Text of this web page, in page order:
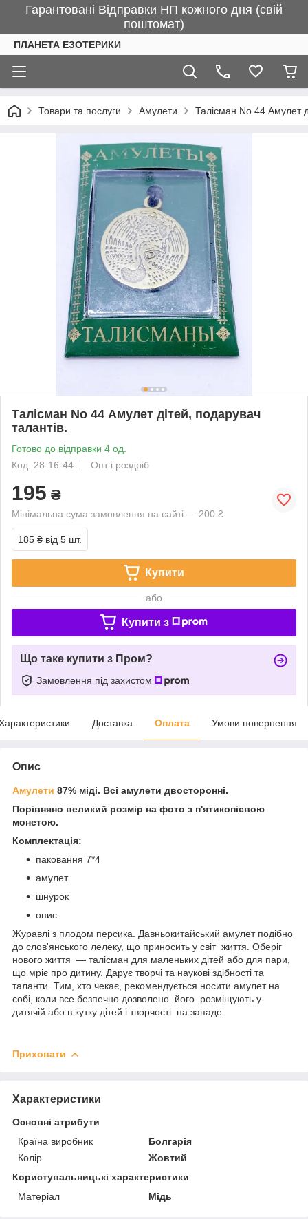
Гарантовані Відправки НП кожного дня (свій
поштомат)
ПЛАНЕТА ЕЗОТЕРИКИ
Товари та послуги Амулети Талісман No 44 Амулет
Талісман No 44 Амулет дітей, подарувач
талантів.
Готово до відправки 4 од.
Код: 28-16-44
Опт і роздріб
195 ₴
Мінімальна сума замовлення на сайті — 200 ₴
185 ₴ від 5 шт.
Купити
або
Купити з
Що таке купити з Пром?
Замовлення під захистом
Доставка Оплата Умови повернення
Опис
Амулети 87% міді. Всі амулети двосторонні.
Порівняно великий розмір на фото з п'ятикопієвою
монетою.
Комплектація:
паковання 7*4
амулет
шнурок
опис.
Журавлі з плодом персика. Давньокитайський амулет подібно
до слов'янського лелеку, що приносить у світ життя. Оберіг
нового життя — талісман для маленьких дітей або для пари,
що мріє про дитину. Дарує творчі та наукові здібності та
таланти. Тим, хто чекає, рекомендується носити амулет на
собі, коли все безпечно дозволено його розміщують у
дитячій або в кутку дітей і творчості на западе.
Приховати
Характеристики
Основні атрибути
Країна виробник
Болгарія
Колір
Жовтий
Користувальницькі характеристики
Матеріал
Мідь